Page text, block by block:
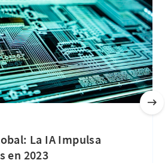
La IA Impulsa
en 2023